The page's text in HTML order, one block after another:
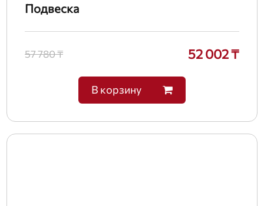
Подвеска
57 780 ₸ 52 002 ₸
В корзину